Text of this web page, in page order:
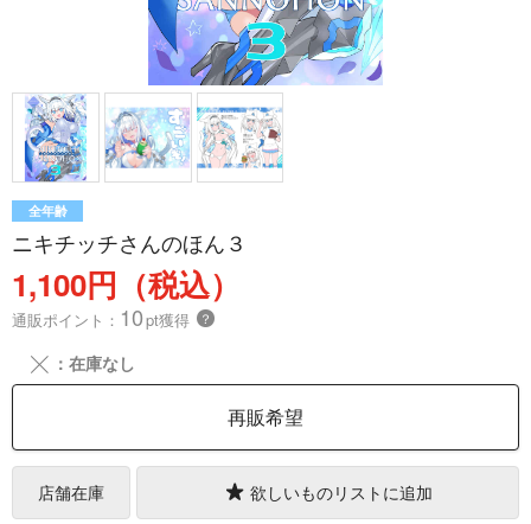
全年齢
ニキチッチさんのほん３
1,100円（税込）
通販ポイント： 10pt獲得 ？
╳ ：在庫なし
再販希望
店舗在庫 欲しいものリストに追加